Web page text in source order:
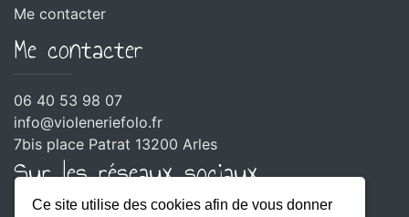
Ce site utilise des cookies afin de vous donner
Me contacter
Me contacter
06 40 53 98 07
info@violeneriefolo.fr
7bis place Patrat 13200 Arles
Sur les réseaux sociaux